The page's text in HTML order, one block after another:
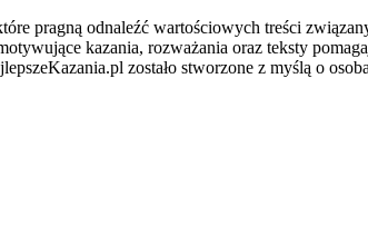
pragną odnaleźć wartościowych treści
kazania, rozważania oraz teksty
zostało stworzone z myślą o